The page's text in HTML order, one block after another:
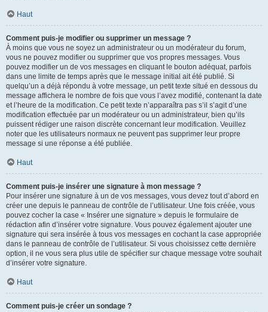
Haut
Comment puis-je modifier ou supprimer un message ?
À moins que vous ne soyez un administrateur ou un modérateur du forum,
vous ne pouvez modifier ou supprimer que vos propres messages. Vous
pouvez modifier un de vos messages en cliquant le bouton adéquat, parfois
dans une limite de temps après que le message initial ait été publié. Si
quelqu’un a déjà répondu à votre message, un petit texte situé en dessous du
message affichera le nombre de fois que vous l’avez modifié, contenant la date
et l’heure de la modification. Ce petit texte n’apparaîtra pas s’il s’agit d’une
modification effectuée par un modérateur ou un administrateur, bien qu’ils
puissent rédiger une raison discrète concernant leur modification. Veuillez
noter que les utilisateurs normaux ne peuvent pas supprimer leur propre
message si une réponse a été publiée.
Haut
Comment puis-je insérer une signature à mon message ?
Pour insérer une signature à un de vos messages, vous devez tout d’abord en
créer une depuis le panneau de contrôle de l’utilisateur. Une fois créée, vous
pouvez cocher la case « Insérer une signature » depuis le formulaire de
rédaction afin d’insérer votre signature. Vous pouvez également ajouter une
signature qui sera insérée à tous vos messages en cochant la case appropriée
dans le panneau de contrôle de l’utilisateur. Si vous choisissez cette dernière
option, il ne vous sera plus utile de spécifier sur chaque message votre souhait
d’insérer votre signature.
Haut
Comment puis-je créer un sondage ?